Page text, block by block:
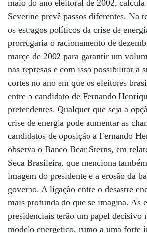
maio do ano eleitoral de 2002, calcula
Severine prevê passos diferentes. Na
os estragos políticos da crise de
prorrogaria o racionamento de
março de 2002 para garantir um
nas represas e com isso possibilitar a
cortes no ano em que os eleitores
entre o candidato de Fernando
pretendentes. Qualquer que seja a
crise de energia pode aumentar as
candidatos de oposição a Fernando
observa o Banco Bear Sterns, em
Seca Brasileira, que menciona
imagem do presidente e a erosão da
governo. A ligação entre o desastre
mais profunda do que se imagina. As
presidenciais terão um papel decisivo
modelo energético, rumo a uma forte